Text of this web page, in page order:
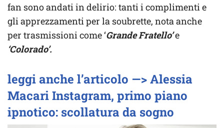
fan sono andati in delirio: tanti i complimenti e
gli apprezzamenti per la soubrette, nota anche
per trasmissioni come ‘Grande Fratello’e
‘Colorado’.
leggi anche l’articolo —> Alessia
Macari Instagram, primo piano
ipnotico: scollatura da sogno